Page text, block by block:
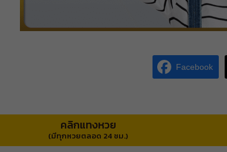
Facebook
คลิกแทงหวย
(มีทุกหวยตลอด 24 ชม.)